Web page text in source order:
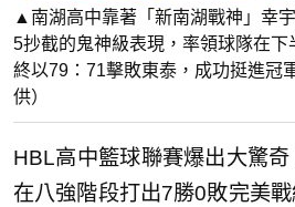
▲南湖高中靠著「新南湖戰神」幸
5抄截的鬼神級表現，率領球隊在下
終以79：71擊敗東泰，成功挺進冠
供）
HBL高中籃球聯賽爆出大驚奇
在八強階段打出7勝0敗完美